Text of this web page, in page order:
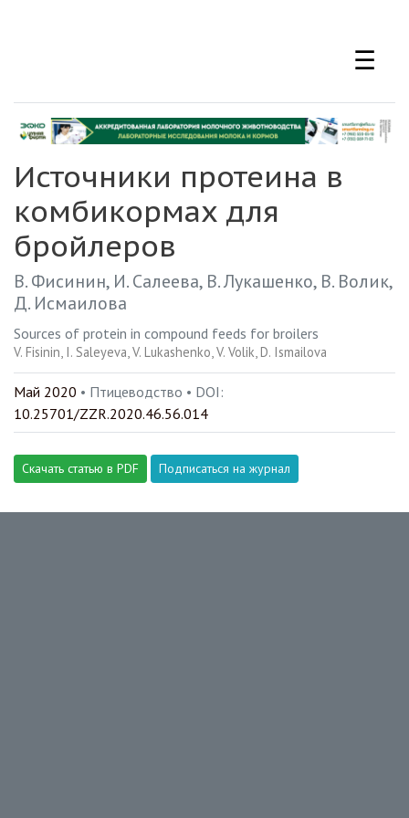
☰
Источники протеина в
комбикормах для
бройлеров
В. Фисинин И. Салеева В. Лукашенко В. Волик
Д. Исмаилова
Sources of protein in compound feeds for broilers
V. Fisinin I. Saleyeva V. Lukashenko V. Volik D. Ismailova
Май 2020 • Птицеводство • DOI:
10.25701/ZZR.2020.46.56.014
Скачать статью в PDF Подписаться на журнал